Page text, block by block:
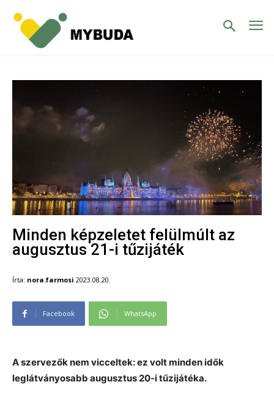
Minden képzeletet felülmúlt az
augusztus 21-i tűzijáték
Írta: nora.farmosi 2023.08.20.
Facebook WhatsApp
A szervezők nem vicceltek: ez volt minden idők
leglátványosabb augusztus 20-i tűzijátéka.